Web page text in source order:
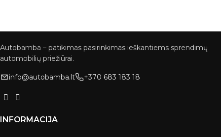
Autobamba – patikimas pasirinkimas ieškantiems sprendimų
automobilių priežiūrai.
info@autobamba.lt +370 683 183 18
INFORMACIJA